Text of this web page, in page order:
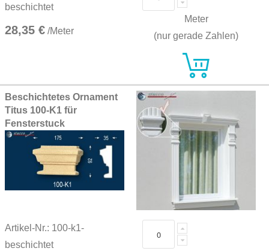
beschichtet
28,35 € /Meter
Meter
(nur gerade Zahlen)
Beschichtetes Ornament
Titus 100-K1 für
Fensterstuck
Artikel-Nr.: 100-k1-
beschichtet